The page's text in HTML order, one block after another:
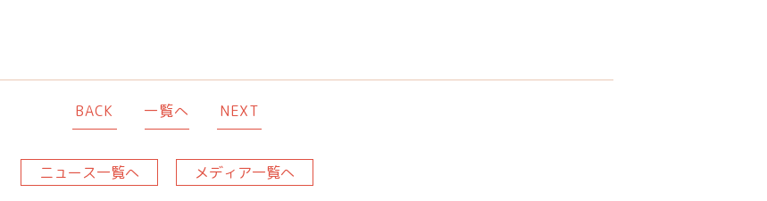
BACK 一覧へ NEXT
ニュース一覧へ メディア一覧へ